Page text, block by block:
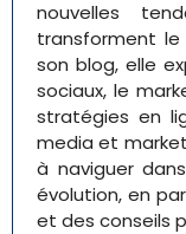
nouvelles
transforment le
son blog, elle
sociaux, le
stratégies en
media et
à naviguer
évolution, en
et des conseils